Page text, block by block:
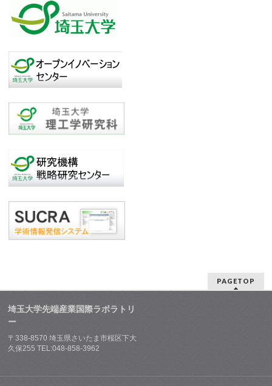
PAGETOP
埼玉大学先端産業国際ラボラトリ
ー
〒338-8570 埼玉県さいたま市桜区下大
久保255 TEL:048-858-3962